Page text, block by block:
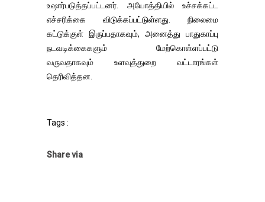
உஷார்படுத்தப்பட்டனர். அயோத்தியில் உச்சக்கட்ட
எச்சரிக்கை விடுக்கப்பட்டுள்ளது. நிலைமை
கட்டுக்குள் இருப்பதாகவும், அனைத்து பாதுகாப்பு
நடவடிக்கைகளும் மேற்கொள்ளப்பட்டு
வருவதாகவும் உளவுத்துறை வட்டாரங்கள்
தெரிவித்தன.
Tags :
Share via